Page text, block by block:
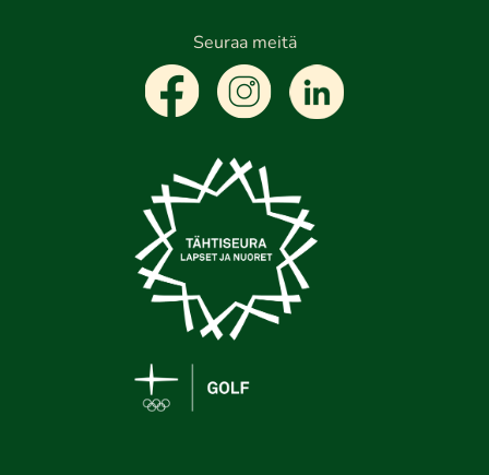
Seuraa meitä